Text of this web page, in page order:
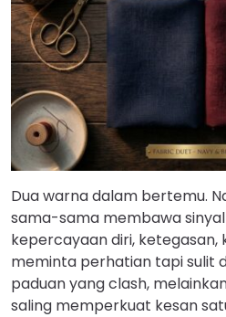
Dua warna dalam bertemu.
sama-sama membawa
kepercayaan diri, ketegasan,
meminta perhatian tapi sulit
paduan yang clash,
saling memperkuat kesan